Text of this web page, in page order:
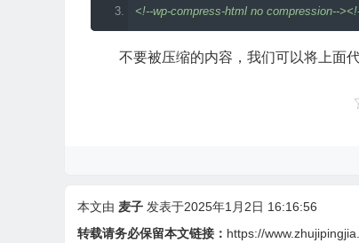
add_action('get_header',
<!--wp-compress-html no compression--
不要被压缩的内容，我们可以将上面
本文由 麦子 发表于2025年1月2日 16:16:56
转载请务必保留本文链接： https://